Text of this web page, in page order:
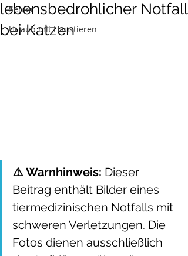
Senior
Urlaub mit Haustieren
lebensbedrohlicher Notfall
bei Katzen
⚠️ Warnhinweis: Dieser
Beitrag enthält Bilder eines
tiermedizinischen Notfalls mit
schweren Verletzungen. Die
Fotos dienen ausschließlich